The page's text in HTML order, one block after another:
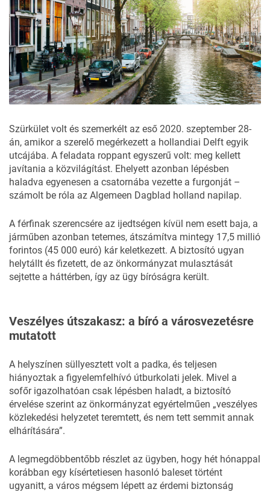
Szürkület volt és szemerkélt az eső 2020. szeptember 28-
án, amikor a szerelő megérkezett a hollandiai Delft egyik
utcájába. A feladata roppant egyszerű volt: meg kellett
javítania a közvilágítást. Ehelyett azonban lépésben
haladva egyenesen a csatornába vezette a furgonját –
számolt be róla az Algemeen Dagblad holland napilap.
A férfinak szerencsére az ijedtségen kívül nem esett baja, a
járműben azonban tetemes, átszámítva mintegy 17,5 millió
forintos (45 000 euró) kár keletkezett. A biztosító ugyan
helytállt és fizetett, de az önkormányzat mulasztását
sejtette a háttérben, így az ügy bíróságra került.
Veszélyes útszakasz: a bíró a városvezetésre
mutatott
A helyszínen süllyesztett volt a padka, és teljesen
hiányoztak a figyelemfelhívó útburkolati jelek. Mivel a
sofőr igazolhatóan csak lépésben haladt, a biztosító
érvelése szerint az önkormányzat egyértelműen „veszélyes
közlekedési helyzetet teremtett, és nem tett semmit annak
elhárítására”.
A legmegdöbbentőbb részlet az ügyben, hogy hét hónappal
korábban egy kísértetiesen hasonló baleset történt
ugyanitt, a város mégsem lépett az érdemi biztonság